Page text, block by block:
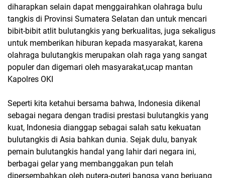
diharapkan selain dapat menggairahkan olahraga bulu
tangkis di Provinsi Sumatera Selatan dan untuk mencari
bibit-bibit atlit bulutangkis yang berkualitas, juga sekaligus
untuk memberikan hiburan kepada masyarakat, karena
olahraga bulutangkis merupakan olah raga yang sangat
populer dan digemari oleh masyarakat,ucap mantan
Kapolres OKI
Seperti kita ketahui bersama bahwa, Indonesia dikenal
sebagai negara dengan tradisi prestasi bulutangkis yang
kuat, Indonesia dianggap sebagai salah satu kekuatan
bulutangkis di Asia bahkan dunia. Sejak dulu, banyak
pemain bulutangkis handal yang lahir dari negara ini,
berbagai gelar yang membanggakan pun telah
dipersembahkan oleh putera-puteri bangsa yang berjuang